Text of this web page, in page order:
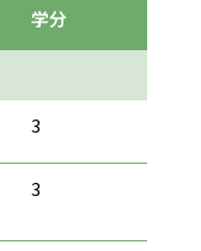
学分
3
3